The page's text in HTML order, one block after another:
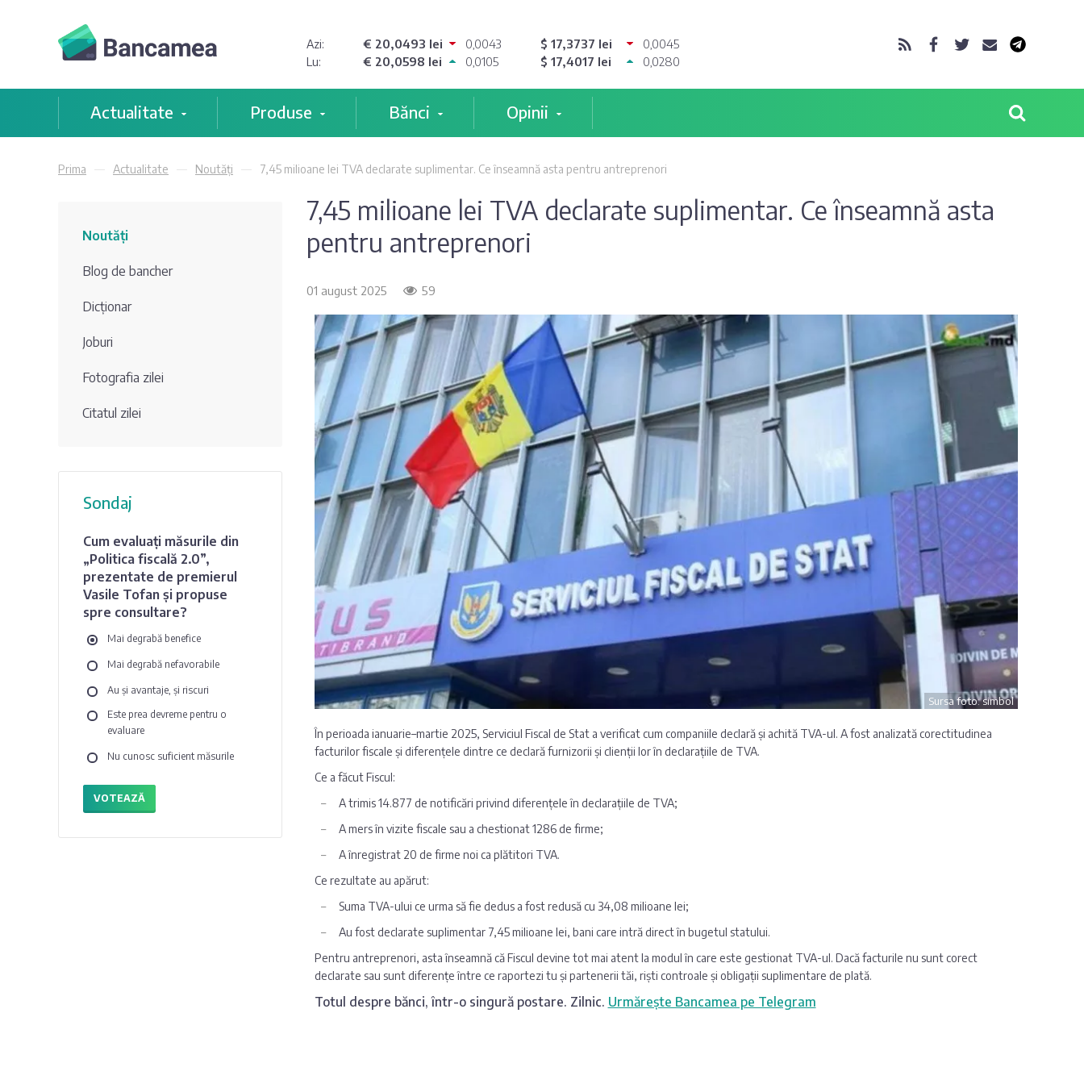
Azi: € 20,0493 lei 0,0043 $ 17,3737 lei 0,0045
Lu: € 20,0598 lei 0,0105 $ 17,4017 lei 0,0280
Actualitate Produse Bănci Opinii
Prima Actualitate Noutăți 7,45 milioane lei TVA declarate suplimentar. Ce înseamnă asta pentru antreprenori
Noutăți
Blog de bancher
Dicționar
Joburi
Fotografia zilei
Citatul zilei
Sondaj
Cum evaluați măsurile din
„Politica fiscală 2.0”,
prezentate de premierul
Vasile Tofan și propuse
spre consultare?
Mai degrabă benefice
Mai degrabă nefavorabile
Au și avantaje, și riscuri
Este prea devreme pentru o
evaluare
Nu cunosc suficient măsurile
VOTEAZĂ
7,45 milioane lei TVA declarate suplimentar. Ce înseamnă asta
pentru antreprenori
01 august 2025 59
Sursa foto: simbol
În perioada ianuarie–martie 2025, Serviciul Fiscal de Stat a verificat cum companiile declară și achită TVA-ul. A fost analizată corectitudinea
facturilor fiscale și diferențele dintre ce declară furnizorii și clienții lor în declarațiile de TVA.
Ce a făcut Fiscul:
A trimis 14.877 de notificări privind diferențele în declarațiile de TVA;
A mers în vizite fiscale sau a chestionat 1286 de firme;
A înregistrat 20 de firme noi ca plătitori TVA.
Ce rezultate au apărut:
Suma TVA-ului ce urma să fie dedus a fost redusă cu 34,08 milioane lei;
Au fost declarate suplimentar 7,45 milioane lei, bani care intră direct în bugetul statului.
Pentru antreprenori, asta înseamnă că Fiscul devine tot mai atent la modul în care este gestionat TVA-ul. Dacă facturile nu sunt corect
declarate sau sunt diferențe între ce raportezi tu și partenerii tăi, riști controale și obligații suplimentare de plată.
Totul despre bănci, într-o singură postare. Zilnic. Urmărește Bancamea pe Telegram